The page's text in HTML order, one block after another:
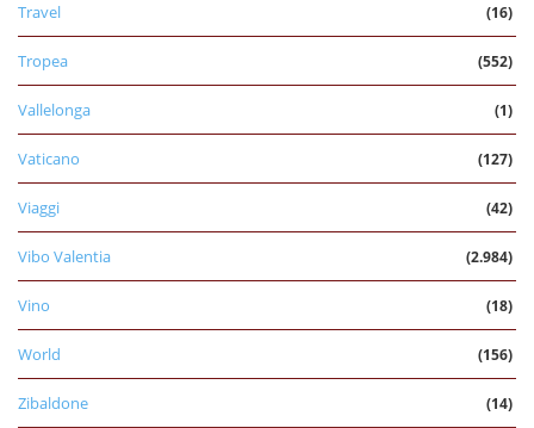
Travel (16)
Tropea (552)
Vallelonga (1)
Vaticano (127)
Viaggi (42)
Vibo Valentia (2.984)
Vino (18)
World (156)
Zibaldone (14)